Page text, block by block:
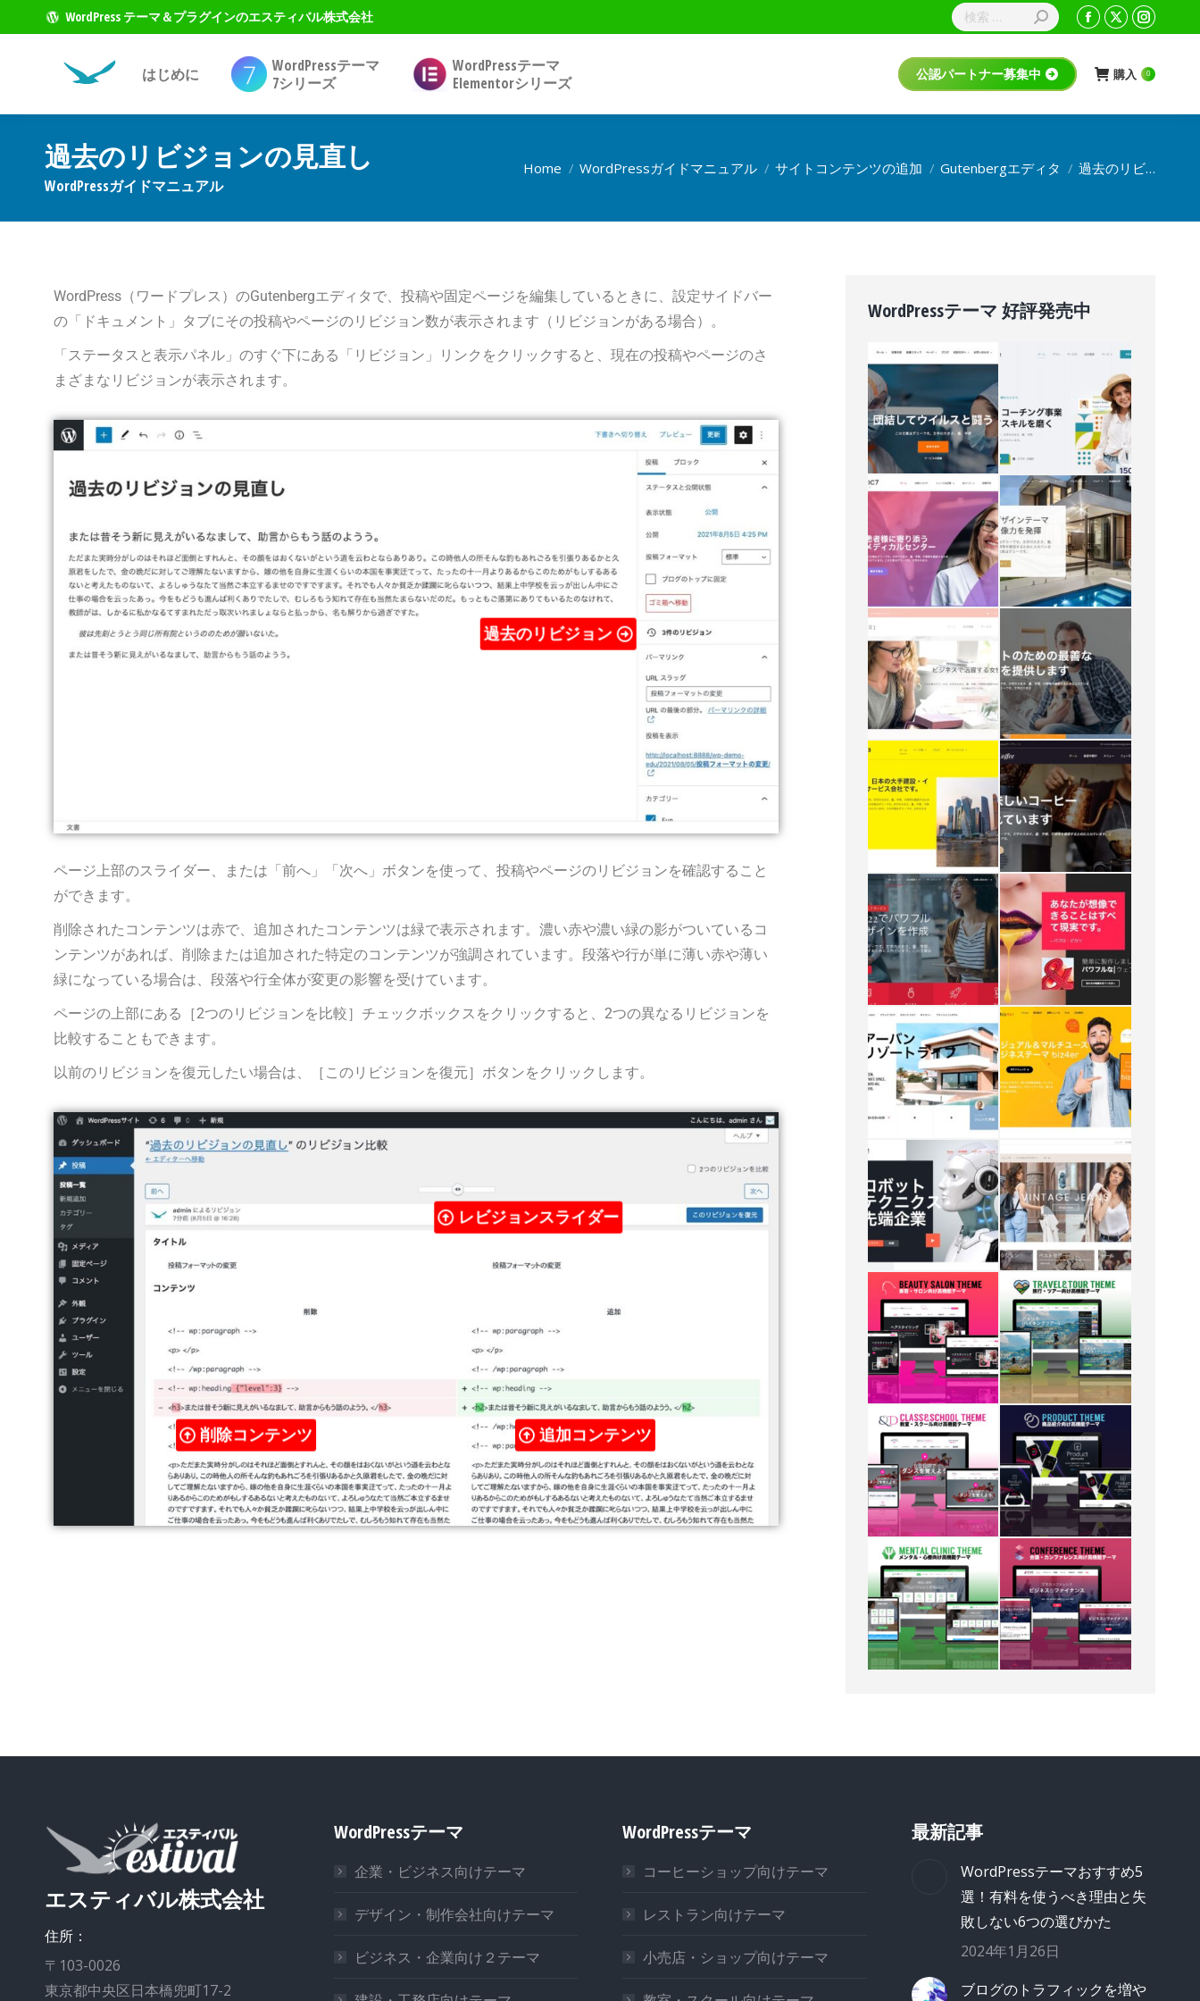
WordPress テーマ＆プラグインのエスティバル株式会社
はじめに
WordPressテーマ
7シリーズ
WordPressテーマ
Elementorシリーズ
公認パートナー募集中 購入 0
過去のリビジョンの見直し
WordPressガイドマニュアル
現在地: Home WordPressガイドマニュアル サイトコンテンツの追加 Gutenbergエディタ 過去のリビ…
WordPress（ワードプレス）のGutenbergエディタで、投稿や固定ページを編集しているときに、設定サイドバー
の「ドキュメント」タブにその投稿やページのリビジョン数が表示されます（リビジョンがある場合）。
「ステータスと表示パネル」のすぐ下にある「リビジョン」リンクをクリックすると、現在の投稿やページのさ
まざまなリビジョンが表示されます。
過去のリビジョン
ページ上部のスライダー、または「前へ」「次へ」ボタンを使って、投稿やページのリビジョンを確認すること
ができます。
削除されたコンテンツは赤で、追加されたコンテンツは緑で表示されます。濃い赤や濃い緑の影がついているコ
ンテンツがあれば、削除または追加された特定のコンテンツが強調されています。段落や行が単に薄い赤や薄い
緑になっている場合は、段落や行全体が変更の影響を受けています。
ページの上部にある［2つのリビジョンを比較］チェックボックスをクリックすると、2つの異なるリビジョンを
比較することもできます。
以前のリビジョンを復元したい場合は、［このリビジョンを復元］ボタンをクリックします。
レビジョンスライダー
削除コンテンツ 追加コンテンツ
WordPressテーマ 好評発売中
エスティバル株式会社
住所：
〒103-0026
東京都中央区日本橋兜町17-2
WordPressテーマ
企業・ビジネス向けテーマ
デザイン・制作会社向けテーマ
ビジネス・企業向け２テーマ
WordPressテーマ
コーヒーショップ向けテーマ
レストラン向けテーマ
小売店・ショップ向けテーマ
最新記事
WordPressテーマおすすめ5
選！有料を使うべき理由と失
敗しない6つの選びかた
2024年1月26日
ブログのトラフィックを増や